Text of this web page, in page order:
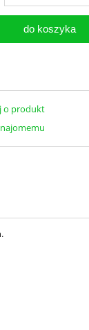
do koszyka
o produkt